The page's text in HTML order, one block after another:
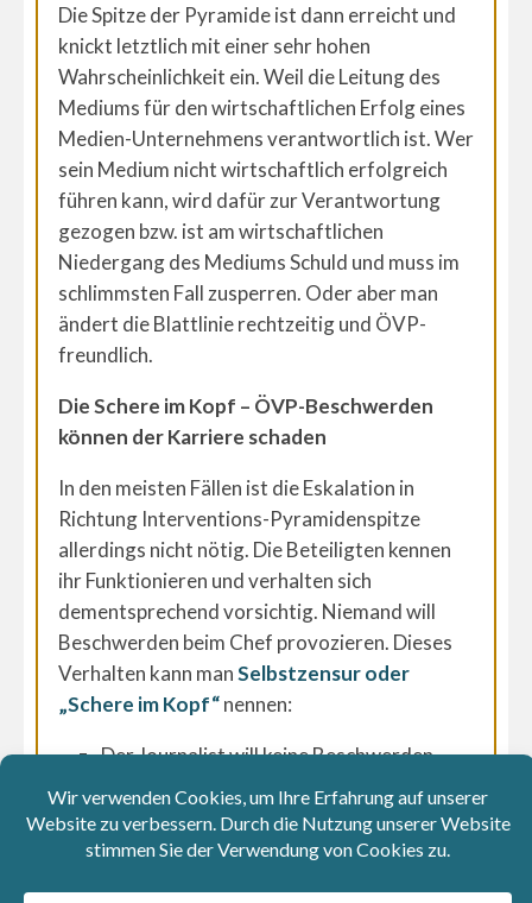
Die Spitze der Pyramide ist dann erreicht und
knickt letztlich mit einer sehr hohen
Wahrscheinlichkeit ein. Weil die Leitung des
Mediums für den wirtschaftlichen Erfolg eines
Medien-Unternehmens verantwortlich ist. Wer
sein Medium nicht wirtschaftlich erfolgreich
führen kann, wird dafür zur Verantwortung
gezogen bzw. ist am wirtschaftlichen
Niedergang des Mediums Schuld und muss im
schlimmsten Fall zusperren. Oder aber man
ändert die Blattlinie rechtzeitig und ÖVP-
freundlich.
Die Schere im Kopf – ÖVP-Beschwerden
können der Karriere schaden
In den meisten Fällen ist die Eskalation in
Richtung Interventions-Pyramidenspitze
allerdings nicht nötig. Die Beteiligten kennen
ihr Funktionieren und verhalten sich
dementsprechend vorsichtig. Niemand will
Beschwerden beim Chef provozieren. Dieses
Verhalten kann manSelbstzensur oder
„Schere im Kopf“nennen:
Der Journalist will keine Beschwerden
beim Ressortleiter provozieren.
Der Ressortleiter will keine Beschwerden
beim Chefredakteur provozieren.